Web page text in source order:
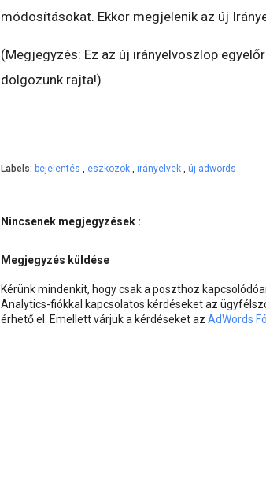
módosításokat. Ekkor megjelenik az új
(Megjegyzés: Ez az új irányelvoszlop
dolgozunk rajta!)
Labels: bejelentés eszközök irányelvek új adwords
Nincsenek megjegyzések :
Megjegyzés küldése
Kérünk mindenkit, hogy csak a poszthoz
Analytics-fiókkal kapcsolatos kérdéseket az
érhető el. Emellett várjuk a kérdéseket az AdWords